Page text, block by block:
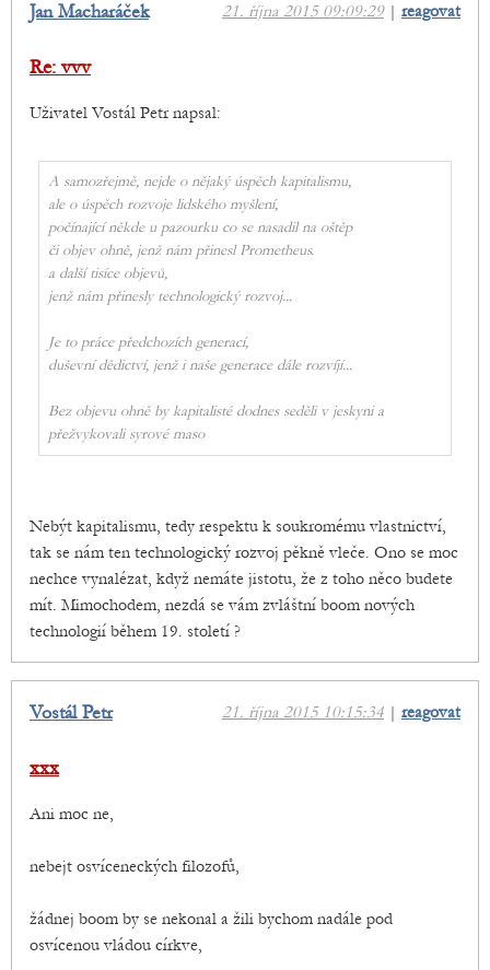
21. října 2015 09:09:29| reagovat
Jan Macharáček
Re: vvv
Uživatel Vostál Petr napsal:
A samozřejmě, nejde o nějaký úspěch kapitalismu,
ale o úspěch rozvoje lidského myšlení,
počínající někde u pazourku co se nasadil na oštěp
či objev ohně, jenž nám přinesl Prometheus.
a další tisíce objevů,
jenž nám přinesly technologický rozvoj...
Je to práce předchozích generací,
duševní dědictví, jenž i naše generace dále rozvíjí...
Bez objevu ohně by kapitalisté dodnes seděli v jeskyni a
přežvykovali syrové maso
Nebýt kapitalismu, tedy respektu k soukromému vlastnictví,
tak se nám ten technologický rozvoj pěkně vleče. Ono se moc
nechce vynalézat, když nemáte jistotu, že z toho něco budete
mít. Mimochodem, nezdá se vám zvláštní boom nových
technologií během 19. století ?
21. října 2015 10:15:34 | reagovat
Vostál Petr
xxx
Ani moc ne,
nebejt osvíceneckých filozofů,
žádnej boom by se nekonal a žili bychom nadále pod
osvícenou vládou církve,